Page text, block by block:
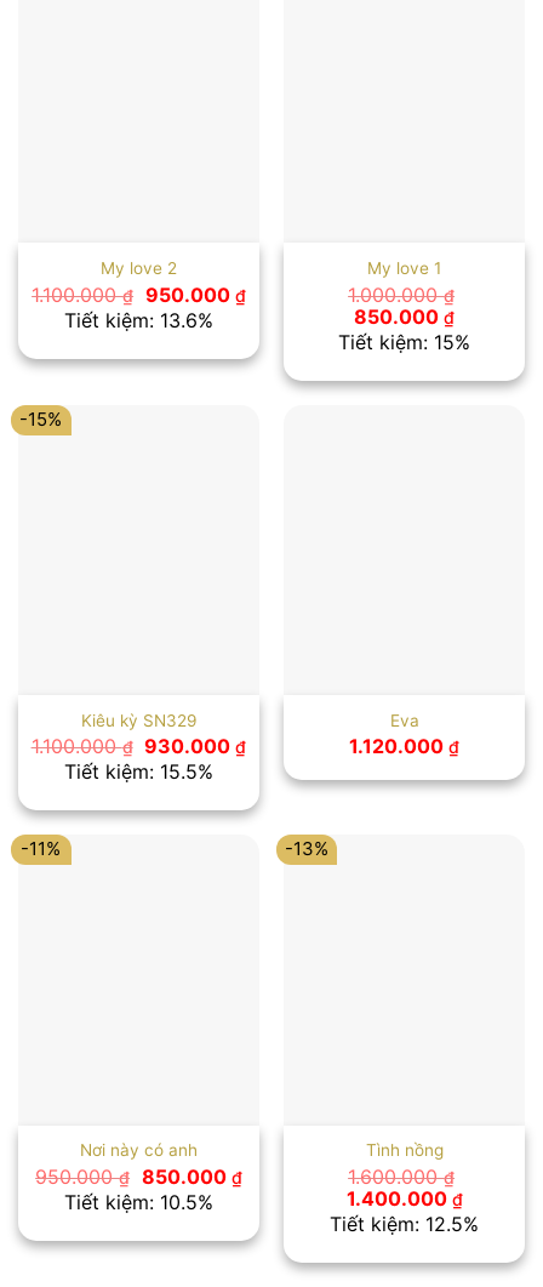
My love 2
1.100.000₫ Giá
gốc
là:
1.100.000 ₫.
950.000 ₫Giá
hiện
là:
950.000 ₫.
Tiết kiệm: 13.6%
My love 1
1.000.000₫
Giá
gốc
là:
850.000 ₫Giá
hiện
tại
850.000
Tiết kiệm: 15%
-15%
Kiêu kỳ SN329
1.100.000₫ Giá
gốc
là:
1.100.000 ₫.
930.000₫Giá
là:
930.000 ₫.
Tiết kiệm: 15.5%
Eva
1.120.000 ₫
-11%
Nơi này có anh
950.000₫ Giá
gốc
là:
850.000 ₫Giá
hiện
là:
850.000 ₫.
Tiết kiệm: 10.5%
-13%
Tình nồng
1.600.000₫
Giá
gốc
là:
1.400.000 ₫Giá
hiện
tại
Tiết kiệm: 12.5%